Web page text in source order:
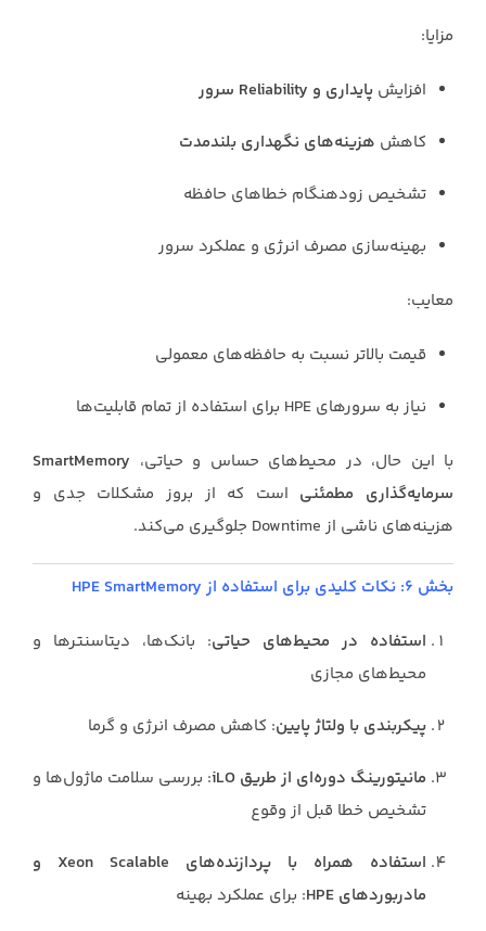
مزایا:
افزایش پایداری و Reliability سرور
کاهش هزینه‌های نگهداری بلندمدت
تشخیص زودهنگام خطاهای حافظه
بهینه‌سازی مصرف انرژی و عملکرد سرور
معایب:
قیمت بالاتر نسبت به حافظه‌های معمولی
نیاز به سرورهای HPE برای استفاده از تمام قابلیت‌ها
با این حال، در محیط‌های حساس و حیاتی، SmartMemory
سرمایه‌گذاری مطمئنی است که از بروز مشکلات جدی و
هزینه‌های ناشی از Downtime جلوگیری می‌کند.
بخش ۶: نکات کلیدی برای استفاده از HPE SmartMemory
استفاده در محیط‌های حیاتی: بانک‌ها، دیتاسنترها و
محیط‌های مجازی
پیکربندی با ولتاژ پایین: کاهش مصرف انرژی و گرما
مانیتورینگ دوره‌ای از طریق iLO
: بررسی سلامت ماژول‌ها و
تشخیص خطا قبل از وقوع
استفاده همراه با پردازنده‌های Xeon Scalable و
مادربوردهای HPE
: برای عملکرد بهینه